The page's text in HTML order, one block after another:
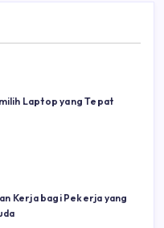
Laptop yang Tepat
Kerja bagi Pekerja yang